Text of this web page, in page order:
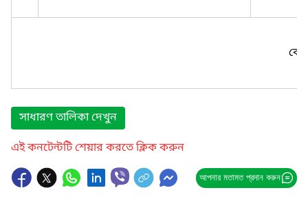
সাধারণ তালিকা দেখুন
এই কনটেন্টটি শেয়ার করতে ক্লিক করুন
আপনার মতামত প্রদান করুন